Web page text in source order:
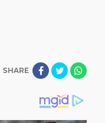
SHARE